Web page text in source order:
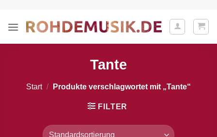
springen
Tante
Start / Produkte verschlagwortet mit „Tante“
FILTER